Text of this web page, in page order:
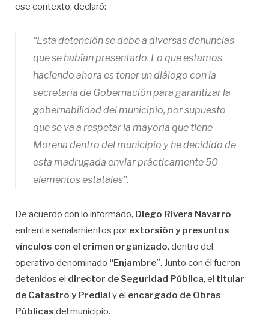
ese contexto, declaró:
“Esta detención se debe a diversas denuncias
que se habían presentado. Lo que estamos
haciendo ahora es tener un diálogo con la
secretaría de Gobernación para garantizar la
gobernabilidad del municipio, por supuesto
que se va a respetar la mayoría que tiene
Morena dentro del municipio y he decidido de
esta madrugada enviar prácticamente 50
elementos estatales”.
De acuerdo con lo informado, Diego Rivera Navarro
enfrenta señalamientos por extorsión y presuntos
vínculos con el crimen organizado, dentro del
operativo denominado “Enjambre”. Junto con él fueron
detenidos el director de Seguridad Pública, el titular
de Catastro y Predial y el encargado de Obras
Públicas del municipio.